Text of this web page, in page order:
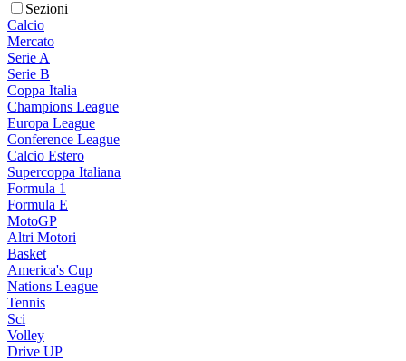
Sezioni
Calcio
Mercato
Serie A
Serie B
Coppa Italia
Champions League
Europa League
Conference League
Calcio Estero
Supercoppa Italiana
Formula 1
Formula E
MotoGP
Altri Motori
Basket
America's Cup
Nations League
Tennis
Sci
Volley
Drive UP